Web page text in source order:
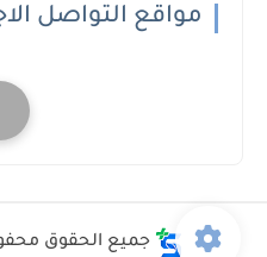
مواقع التواصل
جميع الحقوق